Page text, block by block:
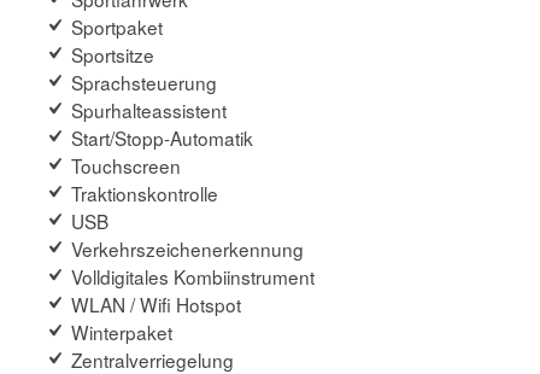
Sportpaket
Sportsitze
Sprachsteuerung
Spurhalteassistent
Start/Stopp-Automatik
Touchscreen
Traktionskontrolle
USB
Verkehrszeichenerkennung
Volldigitales Kombiinstrument
WLAN / Wifi Hotspot
Winterpaket
Zentralverriegelung